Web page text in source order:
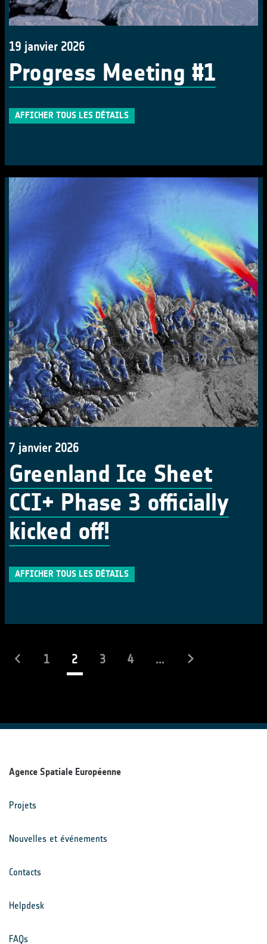
19 janvier 2026
Progress Meeting #1
AFFICHER TOUS LES DÉTAILS
7 janvier 2026
Greenland Ice Sheet
CCI+ Phase 3 officially
kicked off!
AFFICHER TOUS LES DÉTAILS
1 2(actuel)
3 4 ...
Agence Spatiale Européenne
Projets
Nouvelles et événements
Contacts
Helpdesk
FAQs